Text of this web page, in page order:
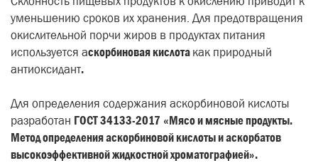
уменьшению сроков их хранения. Для предотвращения
окислительной порчи жиров в продуктах питания
используется аскорбиновая кислотакак природный
антиоксидант.
Для определения содержания аскорбиновой кислоты
разработан ГОСТ 34133-2017 «Мясо и мясные продукты.
Метод определения аскорбиновой кислоты и аскорбатов
высокоэффективной жидкостной хроматографией».